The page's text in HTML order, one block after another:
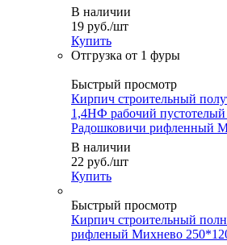
В наличии
19 руб./шт
Купить
Быстрый просмотр
Кирпич строительный
1,4НФ рабочий
Радошковичи рифленный
В наличии
22 руб./шт
Купить
Быстрый просмотр
Кирпич строительный
рифленый Михнево